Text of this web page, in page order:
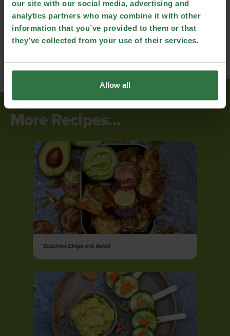
our site with our social media, advertising and
analytics partners who may combine it with other
information that you’ve provided to them or that
they’ve collected from your use of their services.
Allow all
More Recipes...
Zucchini-Chips mit Avioli